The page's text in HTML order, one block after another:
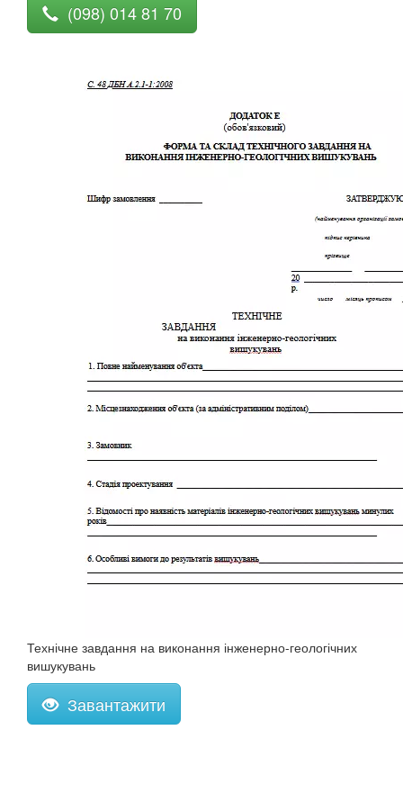
(098) 014 81 70
Технічне завдання на виконання інженерно-геологічних
вишукувань
Завантажити